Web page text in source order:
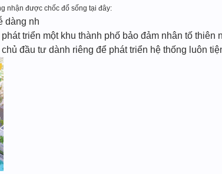
nhận được chốc đổ sống tại đây:
dàng nh
triển một khu thành phố bảo đảm nhân tố thiên
đầu tư dành riêng để phát triển hệ thống luôn